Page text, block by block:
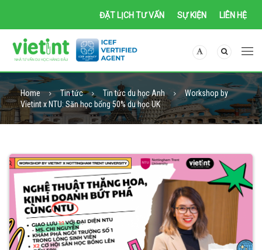
ĐẶT LỊCH TƯ VẤN SỰ KIỆN LIÊN HỆ
Home Tin tức Tin tức du học Anh
Workshop by
Vietint x NTU: Săn học bổng 50% du học UK